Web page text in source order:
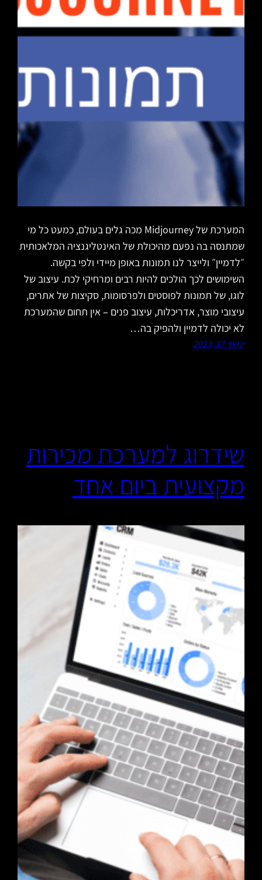
המערכת של Midjourney מכה גלים בעולם, כמעט כל מי
שמתנסה בה נפעם מהיכולת של האינטליגנציה המלאכותית
״לדמיין״ ולייצר לנו תמונות באופן מיידי ולפי בקשה.
השימושים לכך הולכים להיות רבים ומרחיקי לכת. עיצוב של
לוגו, של תמונות לפוסטים ולפרסומות, סקיצות של אתרים,
עיצובי מוצר, אדריכלות, עיצוב פנים – אין תחום שהמערכת
לא יכולה לדמיין ולהפיק בה…
ינואר 17, 2023
שידרוג למערכת מכירות
מקצועית ביום אחד